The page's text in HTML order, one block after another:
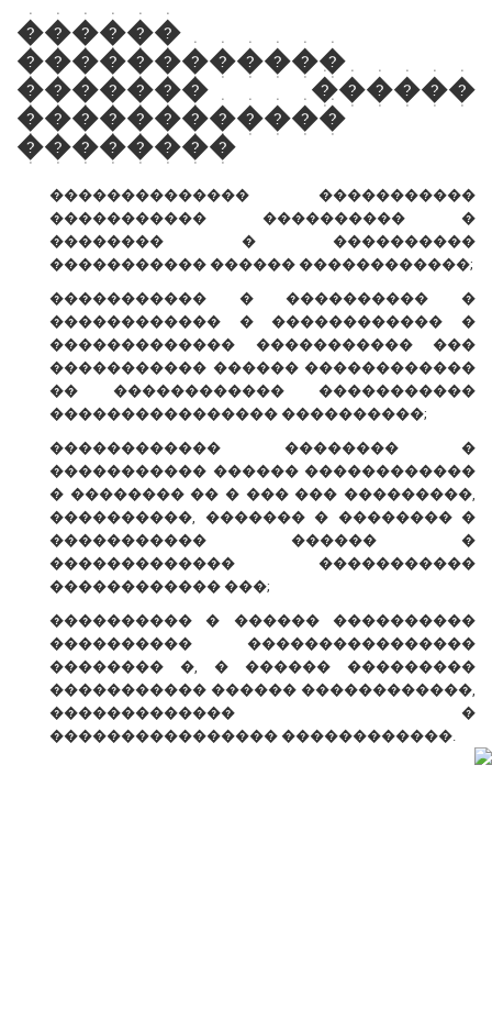
������
������������
������� ������
������������
��������
�������������� �����������
����������� ���������� �
�������� � ����������
����������� ������ ������������;
����������� � ���������� �
������������ � ������������ �
������������� ����������� ���
����������� ������ ������������
�� ������������ �����������
���������������� ����������;
������������ �������� �
����������� ������ ������������
� �������� �� � ��� ��� ���������,
����������, ������� � �������� �
����������� ������ �
������������� �����������
������������ ���;
���������� � ������ ����������
���������� ����������������
�������� �, � ������ ���������
����������� ������ ������������,
������������� �
���������������� ������������.